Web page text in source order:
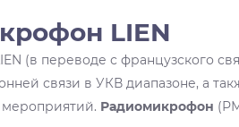
LIEN
(в переводе с французского
связи в УКВ диапазоне, а
мероприятий. Радиомикрофон